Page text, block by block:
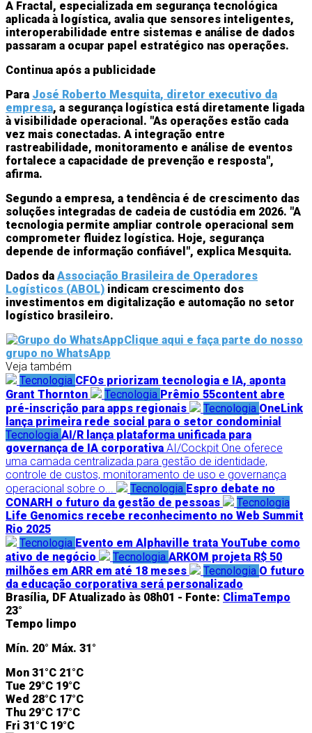
A Fractal , especializada em segurança tecnológica
aplicada à logística, avalia que sensores inteligentes,
interoperabilidade entre sistemas e análise de dados
passaram a ocupar papel estratégico nas operações.
Continua após a publicidade
Para José Roberto Mesquita, diretor executivo da
empresa, a segurança logística está diretamente ligada
à visibilidade operacional. "As operações estão cada
vez mais conectadas. A integração entre
rastreabilidade, monitoramento e análise de eventos
fortalece a capacidade de prevenção e resposta",
afirma.
Segundo a empresa, a tendência é de crescimento das
soluções integradas de cadeia de custódia em 2026. "A
tecnologia permite ampliar controle operacional sem
comprometer fluidez logística. Hoje, segurança
depende de informação confiável", explica Mesquita.
Dados da Associação Brasileira de Operadores
Logísticos (ABOL) indicam crescimento dos
investimentos em digitalização e automação no setor
logístico brasileiro.
Clique aqui e faça parte do nosso
grupo no WhatsApp
Veja também
Tecnologia CFOs priorizam tecnologia e IA, aponta
Grant Thornton
Tecnologia Prêmio 55content abre
pré-inscrição para apps regionais
Tecnologia OneLink
lança primeira rede social para o setor condominial
Tecnologia AI/R lança plataforma unificada para
governança de IA corporativa AI/Cockpit One oferece
uma camada centralizada para gestão de identidade,
controle de custos, monitoramento de uso e governança
operacional sobre o...
Tecnologia Espro debate no
CONARH o futuro da gestão de pessoas
Tecnologia
Life Genomics recebe reconhecimento no Web Summit
Rio 2025
Tecnologia Evento em Alphaville trata YouTube como
ativo de negócio
Tecnologia ARKOM projeta R$ 50
milhões em ARR em até 18 meses
Tecnologia O futuro
da educação corporativa será personalizado
Brasília, DF Atualizado às 08h01 - Fonte: ClimaTempo
23°
Tempo limpo
Mín. 20° Máx. 31°
Mon 31°C 21°C
Tue 29°C 19°C
Wed 28°C 17°C
Thu 29°C 17°C
Fri 31°C 19°C